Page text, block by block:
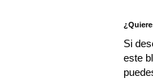
Si
este